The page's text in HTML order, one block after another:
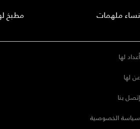
نساء ملهمات
مطبخ
أعداد لها
عن لها
إتصل بنا
سياسة الخصوصية